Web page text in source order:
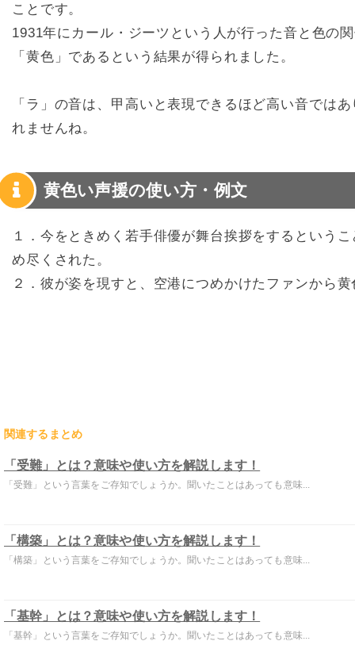
ことです。
1931年にカール・ジーツという人が行った音と色の
「黄色」であるという結果が得られました。
「ラ」の音は、甲高いと表現できるほど高い音では
れませんね。
黄色い声援の使い方・例文
１．今をときめく若手俳優が舞台挨拶をするという
め尽くされた。
２．彼が姿を現すと、空港につめかけたファンから
関連するまとめ
「受難」とは？意味や使い方を解説します！
「受難」という言葉をご存知でしょうか。聞いたことはあっても意味...
「構築」とは？意味や使い方を解説します！
「構築」という言葉をご存知でしょうか。聞いたことはあっても意味...
「基幹」とは？意味や使い方を解説します！
「基幹」という言葉をご存知でしょうか。聞いたことはあっても意味...